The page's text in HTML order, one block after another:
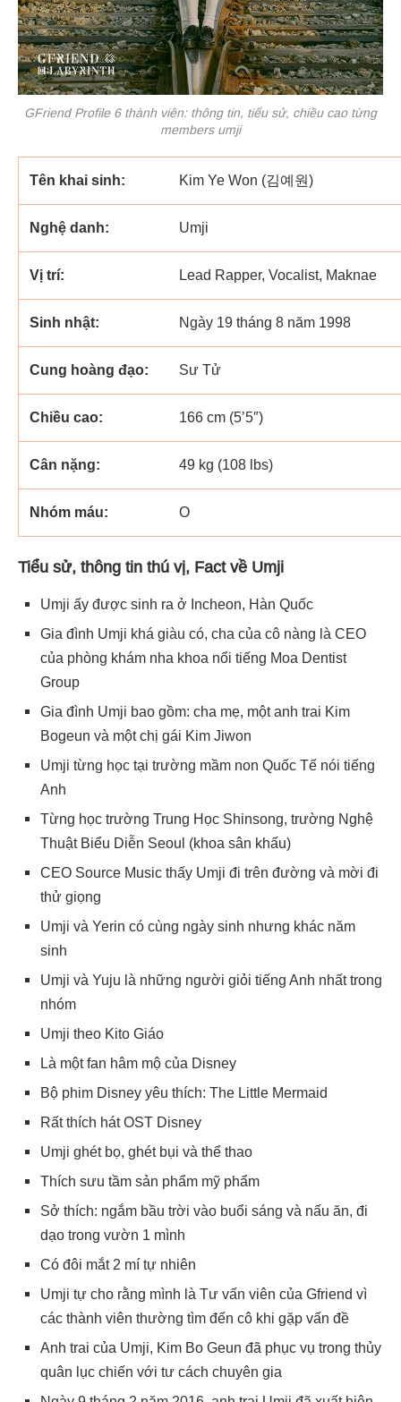
GFriend Profile 6 thành viên: thông tin, tiểu sử, chiều cao từng
members umji
Tên khai sinh: Kim Ye Won (김예원)
Nghệ danh: Umji
Vị trí: Lead Rapper, Vocalist, Maknae
Sinh nhật: Ngày 19 tháng 8 năm 1998
Cung hoàng đạo: Sư Tử
Chiều cao: 166 cm (5’5″)
Cân nặng: 49 kg (108 lbs)
Nhóm máu: O
Tiểu sử, thông tin thú vị, Fact về Umji
Umji ấy được sinh ra ở Incheon, Hàn Quốc
Gia đình Umji khá giàu có, cha của cô nàng là CEO
của phòng khám nha khoa nổi tiếng Moa Dentist
Group
Gia đình Umji bao gồm: cha mẹ, một anh trai Kim
Bogeun và một chị gái Kim Jiwon
Umji từng học tại trường mầm non Quốc Tế nói tiếng
Anh
Từng học trường Trung Học Shinsong, trường Nghệ
Thuật Biểu Diễn Seoul (khoa sân khấu)
CEO Source Music thấy Umji đi trên đường và mời đi
thử giọng
Umji và Yerin có cùng ngày sinh nhưng khác năm
sinh
Umji và Yuju là những người giỏi tiếng Anh nhất trong
nhóm
Umji theo Kito Giáo
Là một fan hâm mộ của Disney
Bộ phim Disney yêu thích: The Little Mermaid
Rất thích hát OST Disney
Umji ghét bọ, ghét bụi và thể thao
Thích sưu tầm sản phẩm mỹ phẩm
Sở thích: ngắm bầu trời vào buổi sáng và nấu ăn, đi
dạo trong vườn 1 mình
Có đôi mắt 2 mí tự nhiên
Umji tự cho rằng mình là Tư vấn viên của Gfriend vì
các thành viên thường tìm đến cô khi gặp vấn đề
Anh trai của Umji, Kim Bo Geun đã phục vụ trong thủy
quân lục chiến với tư cách chuyên gia